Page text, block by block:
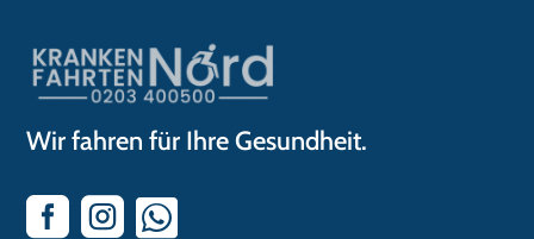
Wir fahren für Ihre Gesundheit.
  